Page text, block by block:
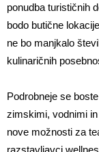
ponudba turističnih
bodo butične
ne bo manjkalo
kulinaričnih
Podrobneje se
zimskimi, vodnimi
nove možnosti za
razstavljavci